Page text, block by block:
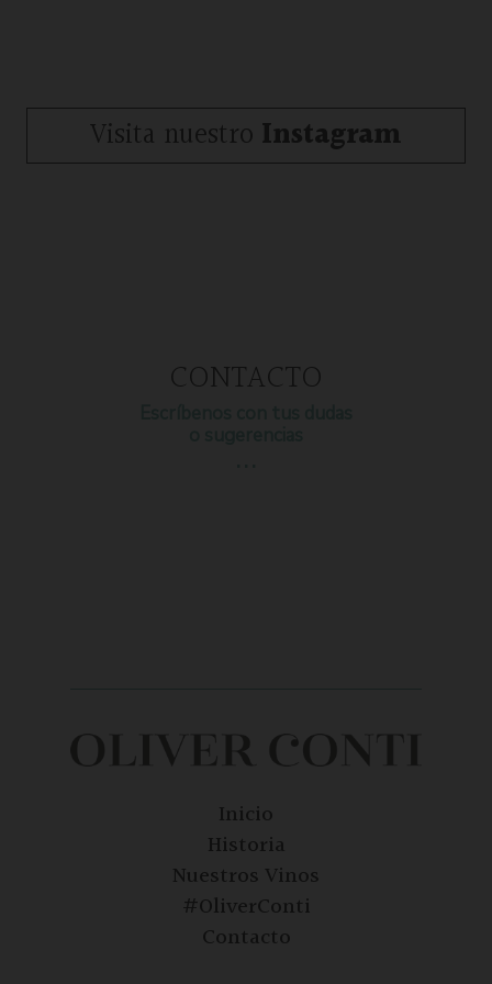
Visita nuestro Instagram
CONTACTO
Inicio
Historia
Nuestros Vinos
#OliverConti
Contacto